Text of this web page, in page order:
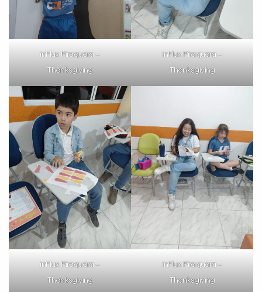
inFlux Piraquara –
Thanksgiving
inFlux Piraquara –
Thanksgiving
inFlux Piraquara –
Thanksgiving
inFlux Piraquara –
Thanksgiving